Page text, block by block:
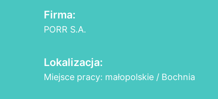
Firma:
PORR S.A.
Lokalizacja:
Miejsce pracy: małopolskie / Bochnia